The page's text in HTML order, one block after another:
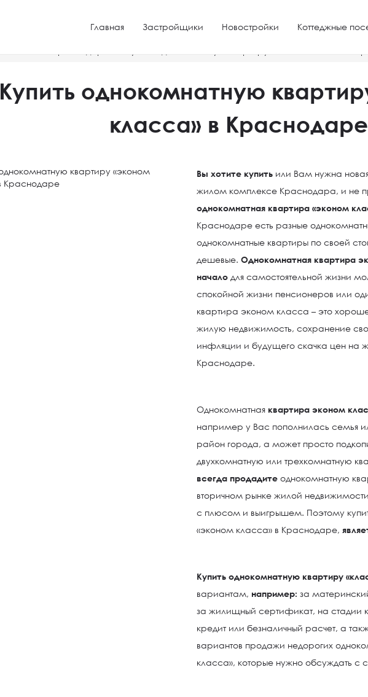
Главная Застройщики Новостройки Коттеджные
Купить однокомнатную
класса» в Краснодаре
Вы хотите купить или Вам нужна
жилом комплексе Краснодара, и не
однокомнатная квартира «эконом
Краснодаре есть разные
однокомнатные квартиры по своей
дешевые.Однокомнатная квартира
начало для самостоятельной жизни
спокойной жизни пенсионеров или
квартира эконом класса – это
жилую недвижимость, сохранение
инфляции и будущего скачка цен на
Краснодаре.
Однокомнатная квартира эконом
например у Вас пополнилась семья
район города, а может просто
двухкомнатную или трехкомнатную
всегда продадитеоднокомнатную
вторичном рынке жилой
с плюсом и выигрышем. Поэтому
«эконом класса» в Краснодаре,
Купить однокомнатную квартиру
вариантам, например: за
за жилищный сертификат, на стадии
кредит или безналичный расчет, а
вариантов продажи недорогих
класса», которые нужно обсуждать